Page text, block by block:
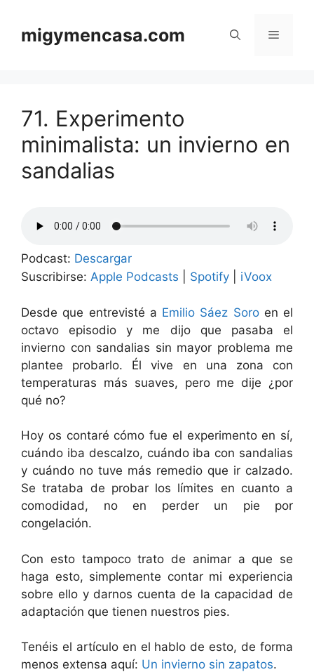
contenido
migymencasa.com Menú
71. Experimento
minimalista: un invierno en
sandalias
Podcast: Descargar
Suscribirse: Apple Podcasts Spotify iVoox
Desde que entrevisté a Emilio Sáez Soroen el
octavo episodio y me dijo que pasaba el
invierno con sandalias sin mayor problema me
plantee probarlo. Él vive en una zona con
temperaturas más suaves, pero me dije ¿por
qué no?
Hoy os contaré cómo fue el experimento en sí,
cuándo iba descalzo, cuándo iba con sandalias
y cuándo no tuve más remedio que ir calzado.
Se trataba de probar los límites en cuanto a
comodidad, no en perder un pie por
congelación.
Con esto tampoco trato de animar a que se
haga esto, simplemente contar mi experiencia
sobre ello y darnos cuenta de la capacidad de
adaptación que tienen nuestros pies.
Tenéis el artículo en el hablo de esto, de forma
menos extensa aquí: Un invierno sin zapatos.